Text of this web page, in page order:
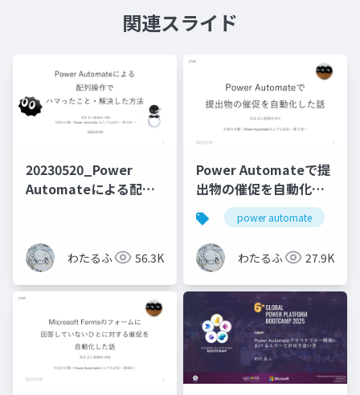
関連スライド
20230520_Power
Automateによる配列
わたるふ 56.3K
Power Automateで提
出物の催促を自動化し
た話
power automate
わたるふ 27.9K